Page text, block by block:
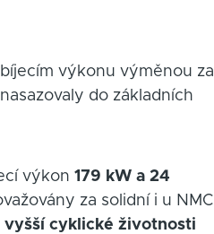
výkonu výměnou za
do základních
výkon179 kW a 24
za solidní i u NMC
vyšší cyklické životnosti